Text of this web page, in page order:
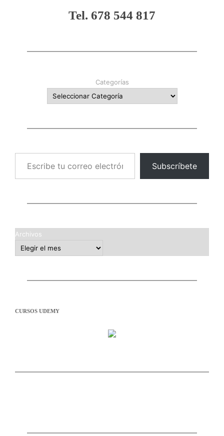
Tel. 678 544 817
Categorías
Escribe tu correo electrónico…
Subscríbete
Archivos
CURSOS UDEMY